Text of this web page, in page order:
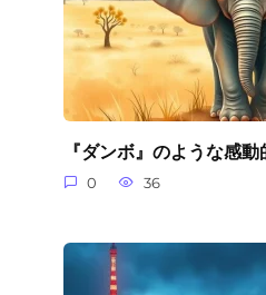
『ダンボ』のような感
0 36